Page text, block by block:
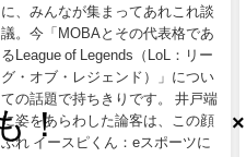
に、みんなが集まってあれこれ談
議。今「MOBAとその代表格であ
るLeague of Legends（LoL：リー
グ・オブ・レジェンド）」につい
ての話題で持ちきりです。 井戸端
に姿をあらわした論客は、この顔
ぶれ イースピくん：eスポーツに